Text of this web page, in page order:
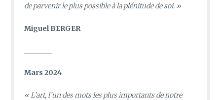
de parvenir le plus possible à la plénitude de soi. »
Miguel BERGER
Mars 2024
«L’art, l’un des mots les plus importants de notre